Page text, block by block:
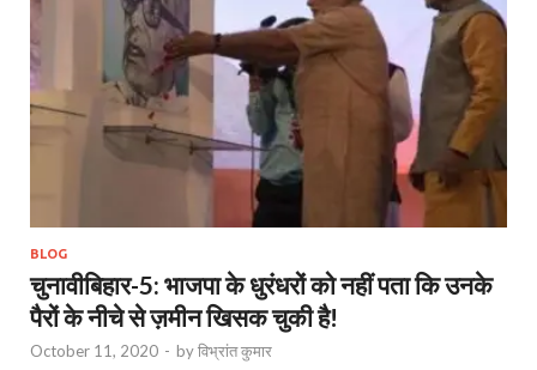
BLOG
चुनावीबिहार-5: भाजपा के धुरंधरों को नहीं पता कि उनके
पैरों के नीचे से ज़मीन खिसक चुकी है!
October 11, 2020 - byविभ्रांत कुमार